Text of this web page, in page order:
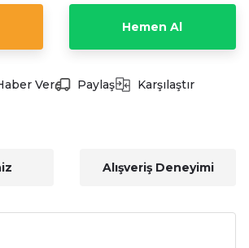
Hemen Al
Ver Paylaş Karşılaştır
Alışveriş Deneyimi